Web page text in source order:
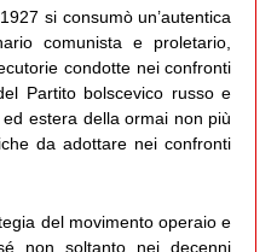
si consumò un’autentica
comunista e proletario,
condotte nei confronti
Partito bolscevico russo e
estera della ormai non più
da adottare nei confronti
del movimento operaio e
non soltanto nei decenni